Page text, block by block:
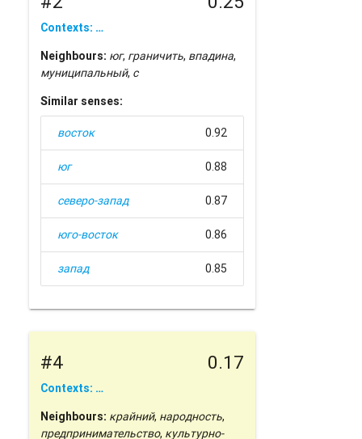
Contexts: …
Neighbours: юг, граничить, впадина,
муниципальный, с
Similar senses:
восток 0.92
юг 0.88
северо-запад 0.87
юго-восток 0.86
запад 0.85
#4 0.17
Contexts: …
Neighbours: крайний, народность,
предпринимательство, культурно-